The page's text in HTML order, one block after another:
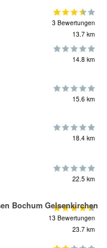
3 Bewertungen
13.7 km
14.8 km
15.6 km
18.4 km
22.5 km
Bochum Gelsenkirchen
13 Bewertungen
23.7 km